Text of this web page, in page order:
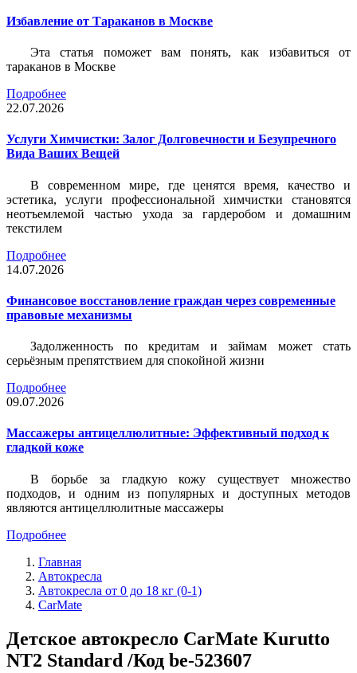
Избавление от Тараканов в Москве
Эта статья поможет вам понять, как избавиться от
тараканов в Москве
Подробнее
22.07.2026
Услуги Химчистки: Залог Долговечности и Безупречного
Вида Ваших Вещей
В современном мире, где ценятся время, качество и
эстетика, услуги профессиональной химчистки становятся
неотъемлемой частью ухода за гардеробом и домашним
текстилем
Подробнее
14.07.2026
Финансовое восстановление граждан через современные
правовые механизмы
Задолженность по кредитам и займам может стать
серьёзным препятствием для спокойной жизни
Подробнее
09.07.2026
Массажеры антицеллюлитные: Эффективный подход к
гладкой коже
В борьбе за гладкую кожу существует множество
подходов, и одним из популярных и доступных методов
являются антицеллюлитные массажеры
Подробнее
Главная
Автокресла
Автокресла от 0 до 18 кг (0-1)
CarMate
Детское автокресло CarMate Kurutto
NT2 Standard /Код be-523607